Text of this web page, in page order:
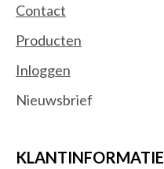
Contact
Producten
Inloggen
Nieuwsbrief
KLANTINFORMATIE